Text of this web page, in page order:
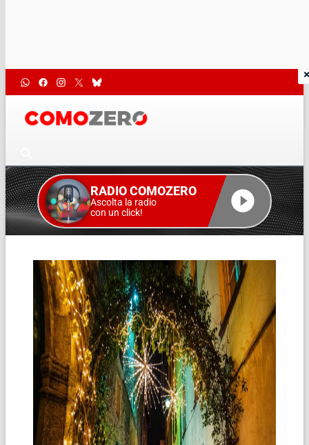
RADIO COMOZERO
Ascolta la radio
con un click!